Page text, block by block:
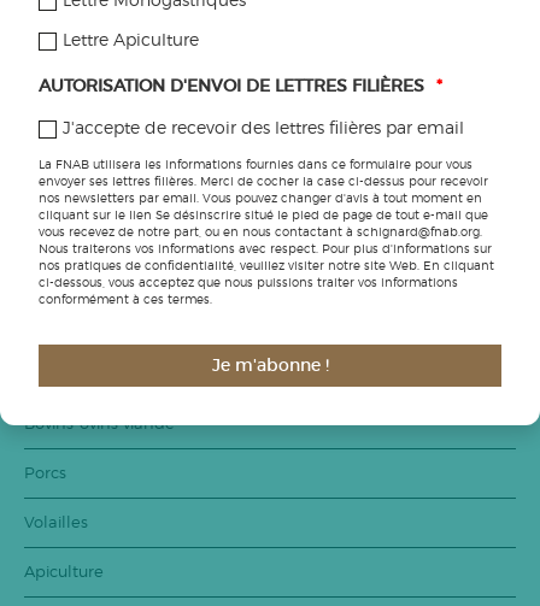
Grandes cultures
Fruits
Légumes
Viticulture
PPAM
Semences
Bovins-ovins viande
Porcs
Volailles
Apiculture
Lettre Apiculture
AUTORISATION D'ENVOI DE LETTRES FILIÈRES *
J'accepte de recevoir des lettres filières par email
La FNAB utilisera les informations fournies dans ce formulaire pour vous
envoyer ses lettres filières. Merci de cocher la case ci-dessus pour recevoir
nos newsletters par email. Vous pouvez changer d'avis à tout moment en
cliquant sur le lien Se désinscrire situé le pied de page de tout e-mail que
vous recevez de notre part, ou en nous contactant à schignard@fnab.org.
Nous traiterons vos informations avec respect. Pour plus d'informations sur
nos pratiques de confidentialité, veuillez visiter notre site Web. En cliquant
ci-dessous, vous acceptez que nous puissions traiter vos informations
conformément à ces termes.
Je m'abonne !